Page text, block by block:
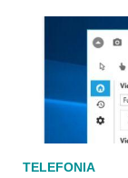
TELEFONIA